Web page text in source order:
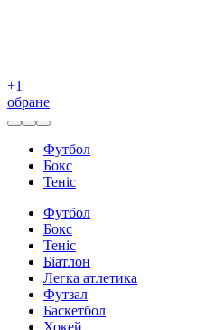
+1
обране
Футбол
Бокс
Теніс
Футбол
Бокс
Теніс
Біатлон
Легка атлетика
Футзал
Баскетбол
Хокей